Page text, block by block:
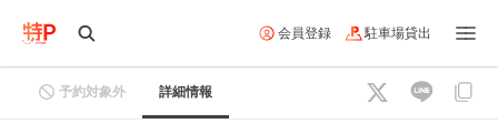
会員登録 駐車場貸出
予約対象外 詳細情報